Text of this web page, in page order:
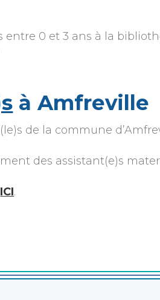
0 et 3 ans à la
à Amfreville
de la commune
des assistant(e)s
ICI.